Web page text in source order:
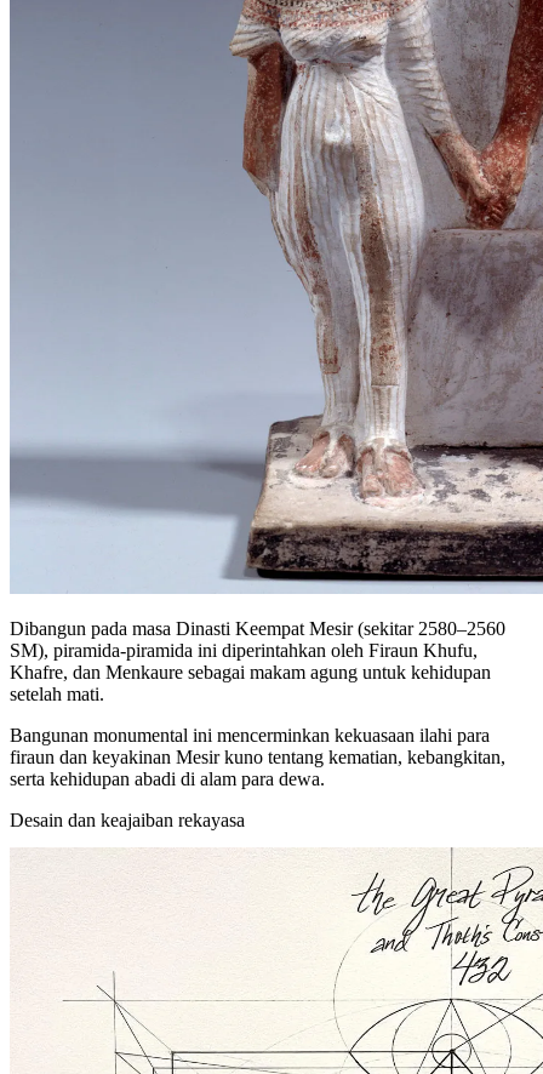
Dibangun pada masa Dinasti Keempat Mesir (sekitar 2580–2560
SM), piramida‑piramida ini diperintahkan oleh Firaun Khufu,
Khafre, dan Menkaure sebagai makam agung untuk kehidupan
setelah mati.
Bangunan monumental ini mencerminkan kekuasaan ilahi para
firaun dan keyakinan Mesir kuno tentang kematian, kebangkitan,
serta kehidupan abadi di alam para dewa.
Desain dan keajaiban rekayasa